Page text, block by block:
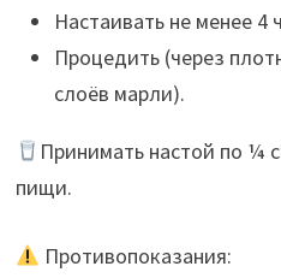
Настаивать не менее 4
Процедить (через
слоёв марли).
Принимать настой по ¼
пищи.
Противопоказания: